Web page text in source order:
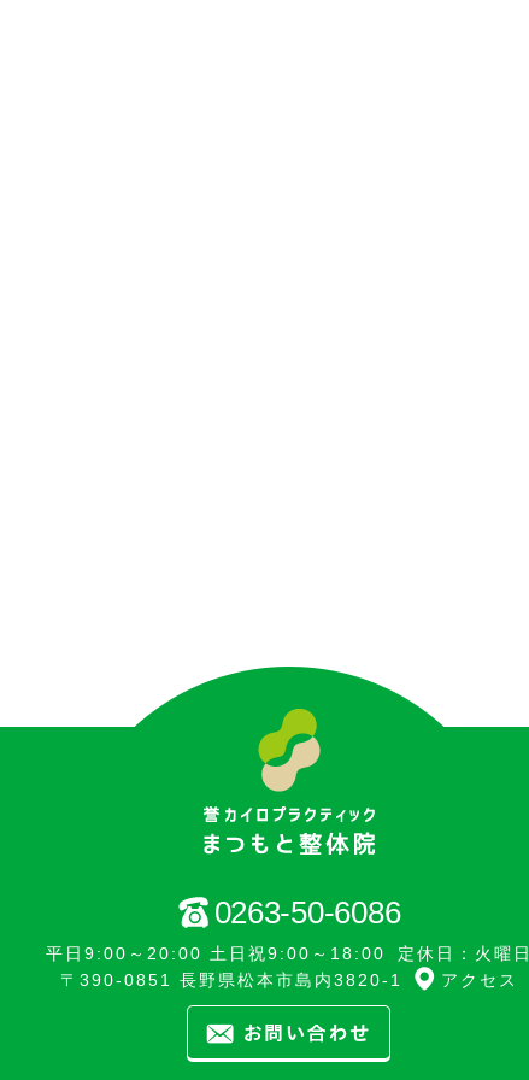
0263-50-6086
平日9:00～20:00 土日祝9:00～18:00
定休日：火曜日
〒390-0851 長野県松本市島内3820-1
アクセス